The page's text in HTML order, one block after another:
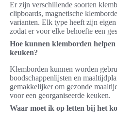
Er zijn verschillende soorten
clipboards, magnetische
varianten. Elk type heeft zijn
zodat er voor elke behoefte een
Hoe kunnen klemborden
keuken?
Klemborden kunnen worden
boodschappenlijsten en
gemakkelijker om gezonde
voor een georganiseerde keuken.
Waar moet ik op letten bij het